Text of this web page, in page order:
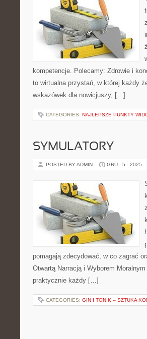
kompetencje. Polecamy: Zdrowie i
to wirtualna przystań, w której każdy
wskazówek dla nowicjuszy, […]
CATEGORIES: NAJLEPSZE PUNKTY
SYMULATORY
POSTED BY ADMIN GRU - 5 - 2025
pomagają zdecydować, w co zagrać
Otwartą Narracją i Wyborem
praktycznie każdy […]
CATEGORIES: GIN I TONIK – SZTUKA